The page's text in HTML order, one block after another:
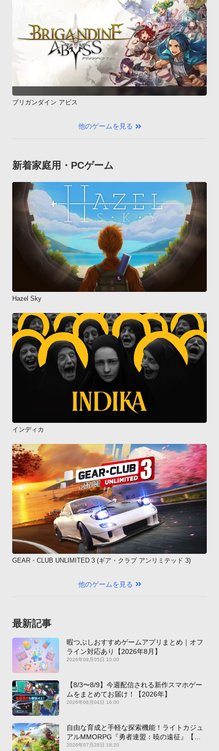
ブリガンダイン アビス
他のゲームを見る
新着家庭用・PCゲーム
Hazel Sky
インディカ
GEAR・CLUB UNLIMITED 3 (ギア・クラブ アンリミテッド 3)
他のゲームを見る
最新記事
暇つぶしおすすめゲームアプリまとめ｜オフ
ライン対応あり【2026年8月】
2026年08月05日 10:00
【8/3〜8/9】今週配信される新作スマホゲー
ムをまとめてお届け！【2026年】
2026年08月04日 16:00
自由な育成と手軽な探索機能！ライトカジュ
アルMMORPG『勇者連盟：暁の遠征』【最
新作PICKUP】
2026年07月28日 18:20